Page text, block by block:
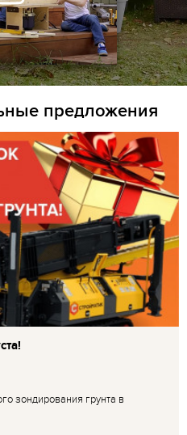
предложения
зондирования грунта в